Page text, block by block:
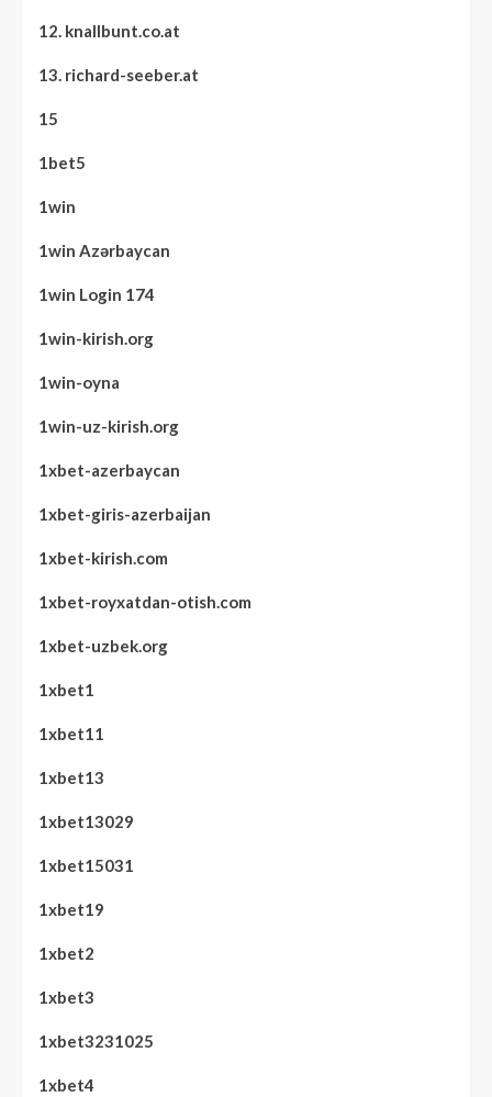
12. knallbunt.co.at
13. richard-seeber.at
15
1bet5
1win
1win Azərbaycan
1win Login 174
1win-kirish.org
1win-oyna
1win-uz-kirish.org
1xbet-azerbaycan
1xbet-giris-azerbaijan
1xbet-kirish.com
1xbet-royxatdan-otish.com
1xbet-uzbek.org
1xbet1
1xbet11
1xbet13
1xbet13029
1xbet15031
1xbet19
1xbet2
1xbet3
1xbet3231025
1xbet4